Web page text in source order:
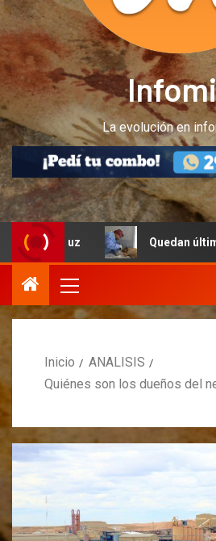
La evolución en
Quedan últimos cupos
Inicio
ANALISIS
Quiénes son los dueños del